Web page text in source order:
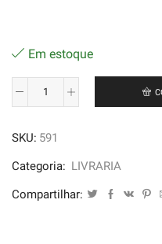
Em estoque
Guellwaar
Adún
SKU: 591
Categoria: LIVRARIA
Compartilhar: